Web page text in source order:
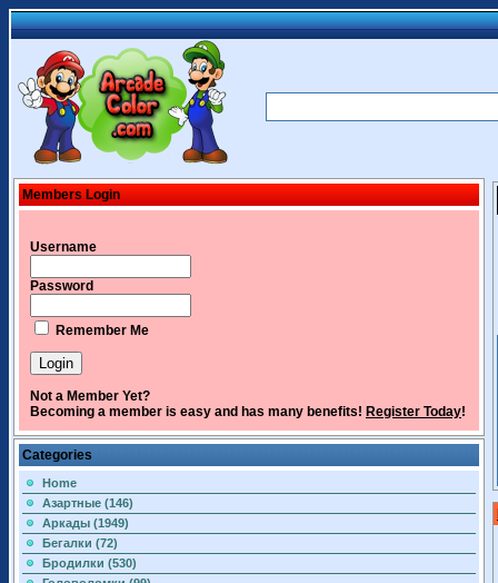
Members Login
Username
Password
Remember Me
Not a Member Yet?
Becoming a member is easy and has many benefits! Register Today!
Categories
Home
Азартные (146)
Аркады (1949)
Бегалки (72)
Бродилки (530)